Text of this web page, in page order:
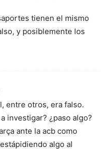
tienen el mismo
y posiblemente los
entre otros, era falso.
investigar? ¿paso algo?
ante la acb como
algo al